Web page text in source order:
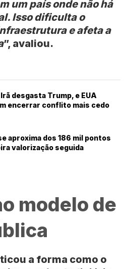
um país onde não há
Isso dificulta o
e afeta a
”, avaliou.
desgasta Trump, e EUA
encerrar conflito mais cedo
aproxima dos 186 mil pontos
valorização seguida
modelo de
a forma como o